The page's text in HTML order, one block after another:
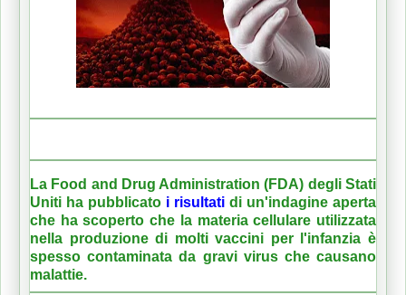
La Food and Drug Administration (FDA) degli Stati
Uniti ha pubblicato i risultati di un'indagine aperta
che ha scoperto che la materia cellulare utilizzata
nella produzione di molti vaccini per l'infanzia è
spesso contaminata da gravi virus che causano
malattie.